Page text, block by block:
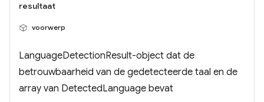
resultaat
voorwerp
LanguageDetectionResult-object dat de
betrouwbaarheid van de gedetecteerde taal en de
array van DetectedLanguage bevat